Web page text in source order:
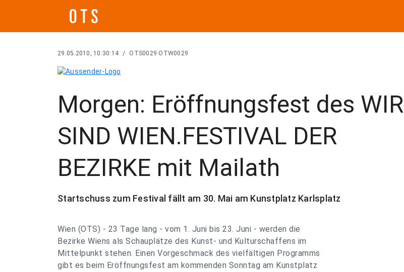
29.05.2010, 10:30:14 / OTS0029 OTW0029
Morgen: Eröffnungsfest des WIR
SIND WIEN.FESTIVAL DER
BEZIRKE mit Mailath
Startschuss zum Festival fällt am 30. Mai am Kunstplatz Karlsplatz
Wien (OTS) - 23 Tage lang - vom 1. Juni bis 23. Juni - werden die
Bezirke Wiens als Schauplätze des Kunst- und Kulturschaffens im
Mittelpunkt stehen. Einen Vorgeschmack des vielfältigen Programms
gibt es beim Eröffnungsfest am kommenden Sonntag am Kunstplatz